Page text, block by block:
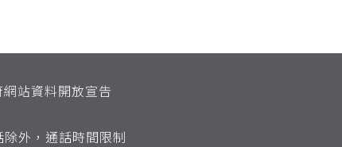
網站資料開放宣告
外，通話時間限制